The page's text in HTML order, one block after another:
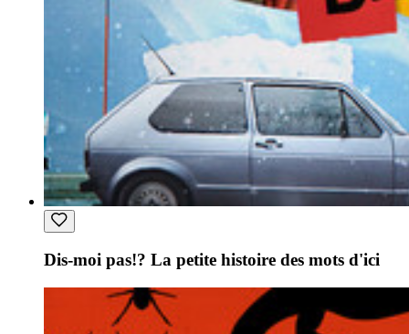
Dis-moi pas!? La petite histoire des mots d'ici